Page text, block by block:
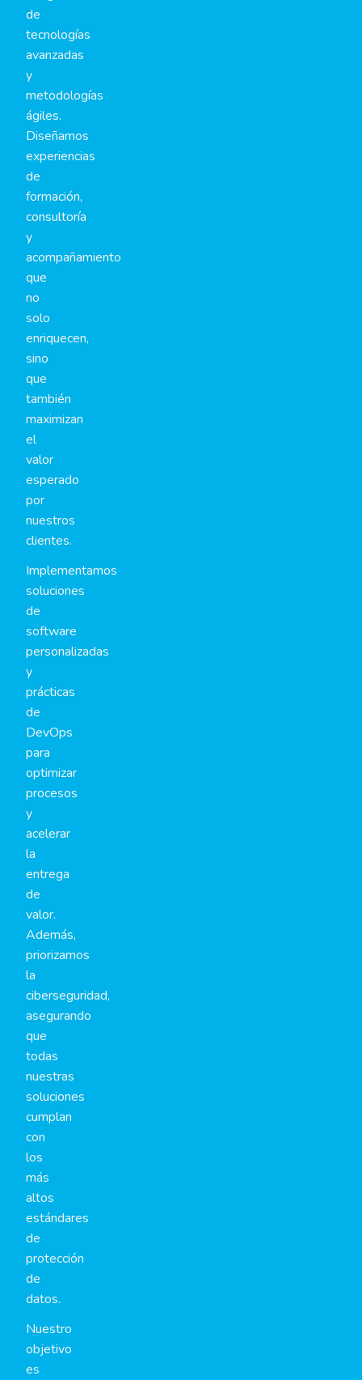
de
tecnologías
avanzadas
y
metodologías
ágiles.
Diseñamos
experiencias
de
formación,
consultoría
y
acompañamiento
que
no
solo
enriquecen,
sino
que
también
maximizan
el
valor
esperado
por
nuestros
clientes.
Implementamos
soluciones
de
software
personalizadas
y
prácticas
de
DevOps
para
optimizar
procesos
y
acelerar
la
entrega
de
valor.
Además,
priorizamos
la
ciberseguridad,
asegurando
que
todas
nuestras
soluciones
cumplan
con
los
más
altos
estándares
de
protección
de
datos.
Nuestro
objetivo
es